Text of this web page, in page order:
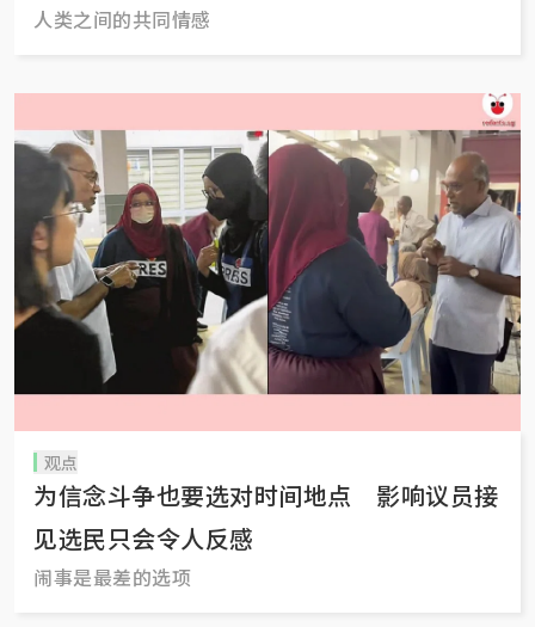
人类之间的共同情感
观点
为信念斗争也要选对时间地点 影响议员接
见选民只会令人反感
闹事是最差的选项